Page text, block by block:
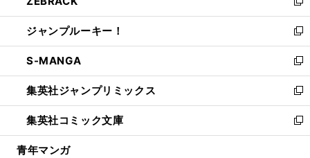
開
く
ウ
で
開
く
ィ
ン
ド
ウ
で
開
く
い
ウ
ィ
ン
ド
ウ
で
開
く
新
し
い
ウ
ィ
ン
ド
ウ
で
開
ジャンプルーキー！
新
し
い
ウ
ィ
ン
ド
ウ
S-MANGA
新
し
い
ウ
ィ
ン
集英社ジャンプリミックス
新
し
い
ウ
集英社コミック文庫
新
し
青年マンガ